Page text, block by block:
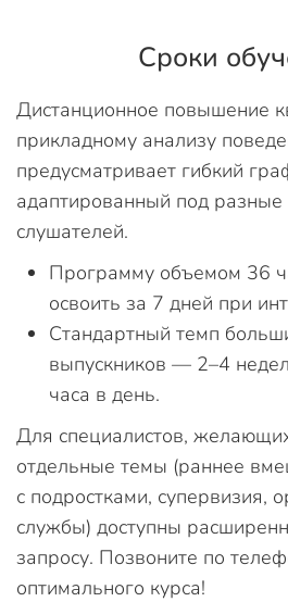
Сроки
Дистанционное повышение
прикладному анализу
предусматривает гибкий
адаптированный под разные
слушателей.
Программу объемом 36
освоить за 7 дней при
Стандартный темп
выпускников — 2–4
часа в день.
Для специалистов,
отдельные темы (раннее
с подростками, супервизия,
службы) доступны
запросу. Позвоните по
оптимального курса!